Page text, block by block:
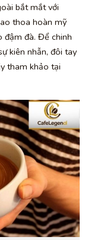
bắt mắt với
thoa hoàn mỹ
đậm đà. Để chinh
kiên nhẫn, đôi tay
tham khảo tại